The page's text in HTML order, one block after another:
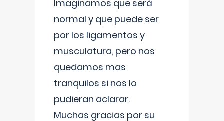
Imaginamos que será
normal y que puede ser
por los ligamentos y
musculatura, pero nos
quedamos mas
tranquilos si nos lo
pudieran aclarar.
Muchas gracias por su